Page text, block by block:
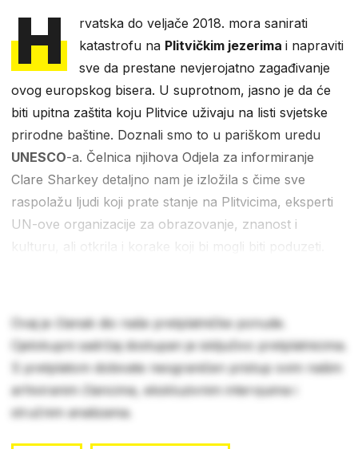
H
rvatska do veljače 2018. mora sanirati
katastrofu na Plitvičkim jezerimai napraviti
sve da prestane nevjerojatno zagađivanje
ovog europskog bisera. U suprotnom, jasno je da će
biti upitna zaštita koju Plitvice uživaju na listi svjetske
prirodne baštine. Doznali smo to u pariškom uredu
UNESCO-a. Čelnica njihova Odjela za informiranje
Clare Sharkey detaljno nam je izložila s čime sve
raspolažu ljudi koji prate stanje na Plitvicima, eksperti
UN-ove organizacije za obrazovanje, znanost i
kulturu, ali otkrila i korake koji bi mogli biti poduzeti.
Ovaj je članak dio naše pretplatničke ponude.
Cjelokupni sadržaj dostupan je isključivo pretplatnicima.
S pretplatom dobivate neograničen pristup svim našim
arhiviranim člancima, ekskluzivnim intervjuima i
stručnim analizama.